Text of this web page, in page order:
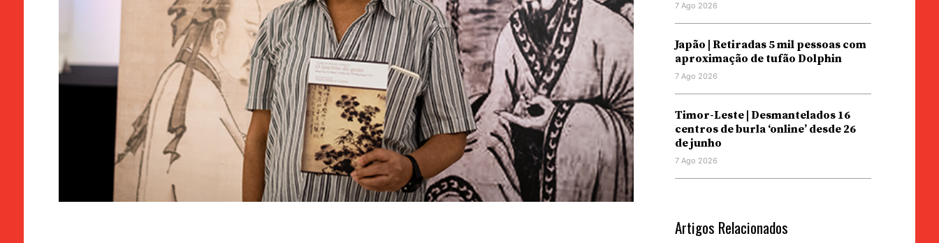
7 Ago 2026
Japão | Retiradas 5 mil pessoas com
aproximação de tufão Dolphin
7 Ago 2026
Timor-Leste | Desmantelados 16
centros de burla ‘online’ desde 26
de junho
7 Ago 2026
Artigos Relacionados